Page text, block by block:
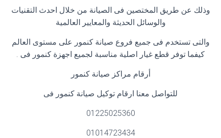
وذلك عن طريق المختصين فى الصيانة من خلال احدث التقنيات
والوسائل الحديثة والمعايير العالمية
والتى تستخدم فى جميع فروع صيانة كنمور على مستوى العالم
كيفما توفر قطع غيار اصلية مناسبة لجميع اجهزة كنمور فى .
أرقام مراكز صيانة كنمور
للتواصل معنا ارقام توكيل صيانة كنمور فى
01225025360
01014723434